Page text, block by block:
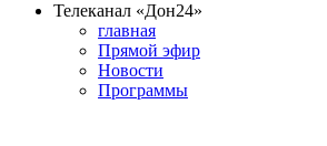
Телеканал «Дон24»
главная
Прямой эфир
Новости
Программы